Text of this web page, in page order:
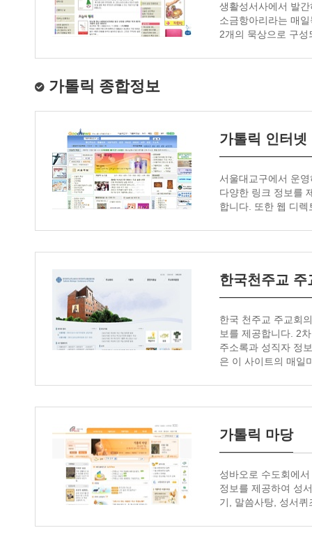
생활성서사에서 발
소금항아리라는 매
2개의 묵상으로 구성
가톨릭 종합정보
가톨릭 인터넷
서울대교구에서 운
다양한 링크 정보를
합니다. 또한 웹 디
한국천주교 주
한국 천주교 주교회
보를 제공합니다. 2
주소록과 성직자 정
은 이 사이트의 매일
가톨릭 마당
성바오로 수도회에
정보를 제공하여 성
기, 말씀사탕, 성서